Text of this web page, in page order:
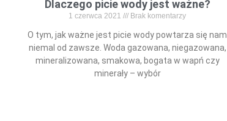
Dlaczego picie wody jest ważne?
1 czerwca 2021 Brak komentarzy
O tym, jak ważne jest picie wody powtarza się nam
niemal od zawsze. Woda gazowana, niegazowana,
mineralizowana, smakowa, bogata w wapń czy
minerały – wybór